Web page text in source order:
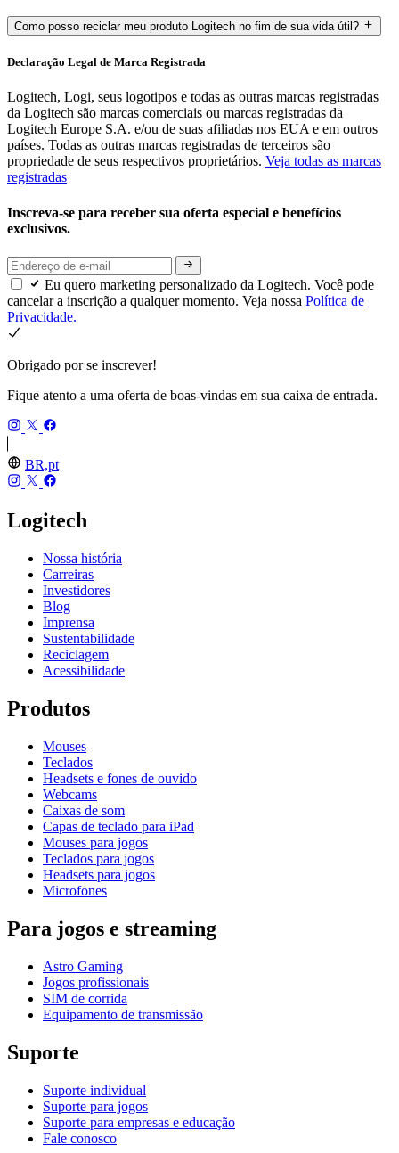
Como posso reciclar meu produto Logitech no fim de sua vida útil?
Declaração Legal de Marca Registrada
Logitech, Logi, seus logotipos e todas as outras marcas registradas
da Logitech são marcas comerciais ou marcas registradas da
Logitech Europe S.A. e/ou de suas afiliadas nos EUA e em outros
países. Todas as outras marcas registradas de terceiros são
propriedade de seus respectivos proprietários. Veja todas as marcas
registradas
Inscreva-se para receber sua oferta especial e benefícios
exclusivos.
Eu quero marketing personalizado da Logitech. Você pode
cancelar a inscrição a qualquer momento. Veja nossa Política de
Privacidade.
Obrigado por se inscrever!
Fique atento a uma oferta de boas-vindas em sua caixa de entrada.
BR,pt
Logitech
Nossa história
Carreiras
Investidores
Blog
Imprensa
Sustentabilidade
Reciclagem
Acessibilidade
Produtos
Mouses
Teclados
Headsets e fones de ouvido
Webcams
Caixas de som
Capas de teclado para iPad
Mouses para jogos
Teclados para jogos
Headsets para jogos
Microfones
Para jogos e streaming
Astro Gaming
Jogos profissionais
SIM de corrida
Equipamento de transmissão
Suporte
Suporte individual
Suporte para jogos
Suporte para empresas e educação
Fale conosco